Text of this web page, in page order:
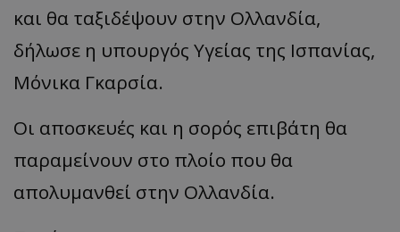
και θα ταξιδέψουν στην Ολλανδία,
δήλωσε η υπουργός Υγείας της Ισπανίας,
Μόνικα Γκαρσία.
Οι αποσκευές και η σορός επιβάτη θα
παραμείνουν στο πλοίο που θα
απολυμανθεί στην Ολλανδία.